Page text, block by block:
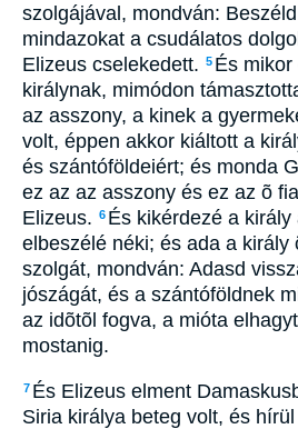
szolgájával, mondván:
mindazokat a csudálatos
Elizeus cselekedett. 5 És
királynak, mimódon
az asszony, a kinek a
volt, éppen akkor kiáltott a
és szántóföldeiért; és monda
ez az az asszony és ez az õ
Elizeus. 6 És kikérdezé a
elbeszélé néki; és ada a király
szolgát, mondván: Adasd
jószágát, és a szántóföldnek
az idõtõl fogva, a mióta
mostanig.
7 És Elizeus elment
Siria királya beteg volt, és